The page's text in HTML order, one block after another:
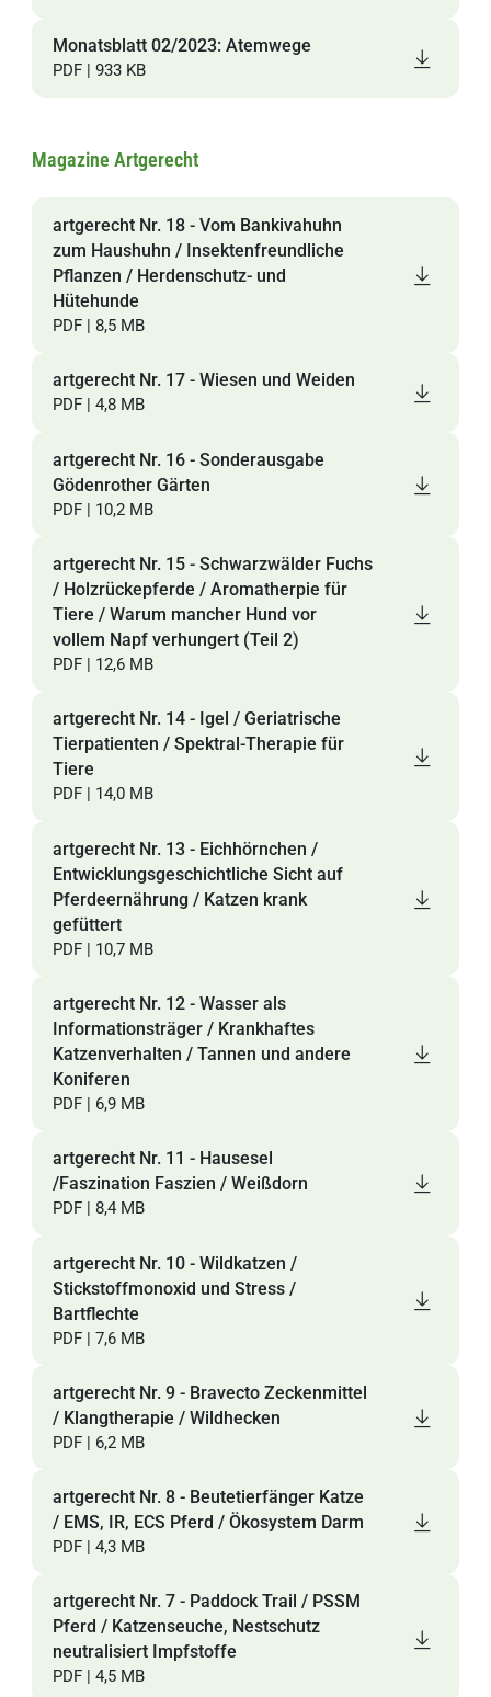
Monatsblatt 02/2023: Atemwege
PDF | 933 KB
Magazine Artgerecht
artgerecht Nr. 18 - Vom Bankivahuhn
zum Haushuhn / Insektenfreundliche
Pflanzen / Herdenschutz- und
Hütehunde
PDF | 8,5 MB
artgerecht Nr. 17 - Wiesen und Weiden
PDF | 4,8 MB
artgerecht Nr. 16 - Sonderausgabe
Gödenrother Gärten
PDF | 10,2 MB
artgerecht Nr. 15 - Schwarzwälder Fuchs
/ Holzrückepferde / Aromatherpie für
Tiere / Warum mancher Hund vor
vollem Napf verhungert (Teil 2)
PDF | 12,6 MB
artgerecht Nr. 14 - Igel / Geriatrische
Tierpatienten / Spektral-Therapie für
Tiere
PDF | 14,0 MB
artgerecht Nr. 13 - Eichhörnchen /
Entwicklungsgeschichtliche Sicht auf
Pferdeernährung / Katzen krank
gefüttert
PDF | 10,7 MB
artgerecht Nr. 12 - Wasser als
Informationsträger / Krankhaftes
Katzenverhalten / Tannen und andere
Koniferen
PDF | 6,9 MB
artgerecht Nr. 11 - Hausesel
/Faszination Faszien / Weißdorn
PDF | 8,4 MB
artgerecht Nr. 10 - Wildkatzen /
Stickstoffmonoxid und Stress /
Bartflechte
PDF | 7,6 MB
artgerecht Nr. 9 - Bravecto Zeckenmittel
/ Klangtherapie / Wildhecken
PDF | 6,2 MB
artgerecht Nr. 8 - Beutetierfänger Katze
/ EMS, IR, ECS Pferd / Ökosystem Darm
PDF | 4,3 MB
artgerecht Nr. 7 - Paddock Trail / PSSM
Pferd / Katzenseuche, Nestschutz
neutralisiert Impfstoffe
PDF | 4,5 MB